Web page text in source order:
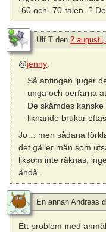
-60 och -70-talen..?
Ulf T den 2
@jenny:
Så antingen ljuger
unga och oerfarna
De skämdes
liknande brukar
Jo… men sådana
det gäller män som
liksom inte räknas;
ändå.
En annan Andreas
Ett problem med